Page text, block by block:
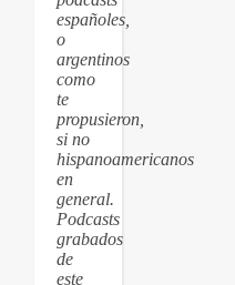
españoles,
o
argentinos
como
te
propusieron,
si no
hispanoamericanos
en
general.
Podcasts
grabados
de
este